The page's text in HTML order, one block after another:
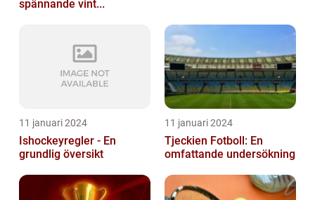
spännande vint...
11 januari 2024
Ishockeyregler - En
grundlig översikt
11 januari 2024
Tjeckien Fotboll: En
omfattande undersökning